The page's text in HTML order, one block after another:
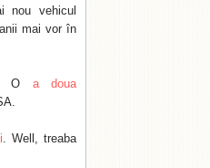
nou vehicul
mai vor în
O a doua
. Well, treaba